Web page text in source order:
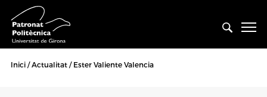
Inici Actualitat Ester Valiente Valencia